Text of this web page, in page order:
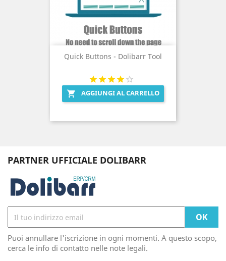
Quick Buttons - Dolibarr Tool
 AGGIUNGI AL CARRELLO
PARTNER UFFICIALE DOLIBARR
Puoi annullare l'iscrizione in ogni momenti. A questo scopo,
cerca le info di contatto nelle note legali.